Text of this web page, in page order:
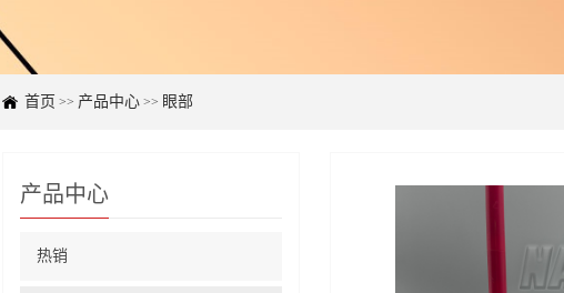
首页 >> 产品中心 >> 眼部
产品中心
热销